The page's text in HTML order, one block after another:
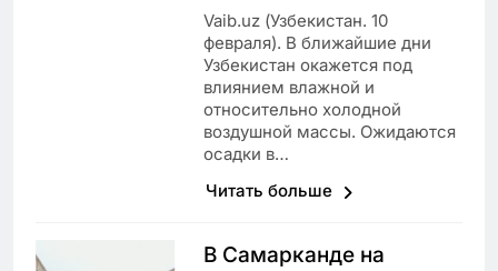
Vaib.uz (Узбекистан. 10
февраля). В ближайшие дни
Узбекистан окажется под
влиянием влажной и
относительно холодной
воздушной массы. Ожидаются
осадки в…
Читать больше
В Самарканде на